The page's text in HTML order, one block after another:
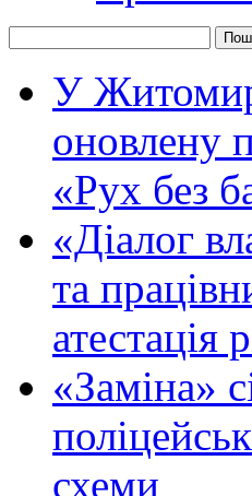
У
оновлену
«Рух без
«Діалог
та
атестація
«Заміна»
схеми